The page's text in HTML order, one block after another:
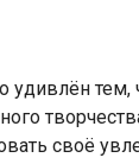
своё